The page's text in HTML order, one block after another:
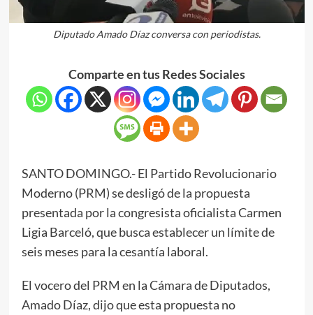
Diputado Amado Díaz conversa con periodistas.
Comparte en tus Redes Sociales
SANTO DOMINGO.- El Partido Revolucionario
Moderno (PRM) se desligó de la propuesta
presentada por la congresista oficialista Carmen
Ligia Barceló, que busca establecer un límite de
seis meses para la cesantía laboral.
El vocero del PRM en la Cámara de Diputados,
Amado Díaz, dijo que esta propuesta no